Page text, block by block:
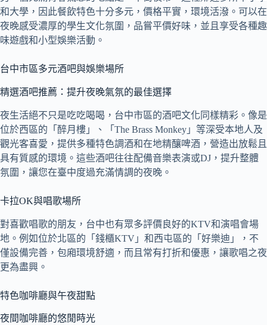
和大學，因此餐飲特色十分多元，價格平實，環境活潑。可以在
夜晚感受濃厚的學生文化氛圍，品嘗平價好味，並且享受各種趣
味遊戲和小型娛樂活動。
台中市區多元酒吧與娛樂場所
精選酒吧推薦：提升夜晚氣氛的最佳選擇
夜生活絕不只是吃吃喝喝，台中市區的酒吧文化同樣精彩。像是
位於西區的「醉月樓」、「The Brass Monkey」等深受本地人及
觀光客喜愛，提供多種特色調酒和在地精釀啤酒，營造出放鬆且
具有質感的環境。這些酒吧往往配備音樂表演或DJ，提升整體
氛圍，讓您在臺中度過充滿情調的夜晚。
卡拉OK與唱歌場所
對喜歡唱歌的朋友，台中也有眾多評價良好的KTV和演唱會場
地。例如位於北區的「錢櫃KTV」和西屯區的「好樂迪」，不
僅設備完善，包廂環境舒適，而且常有打折和優惠，讓歌唱之夜
更為盡興。
特色咖啡廳與午夜甜點
夜間咖啡廳的悠閒時光